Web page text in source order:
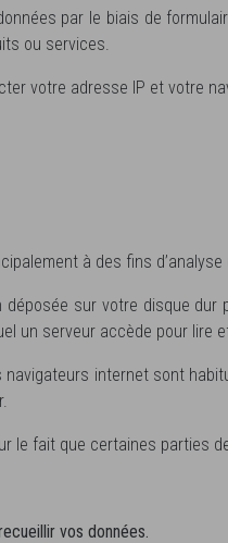
par le biais de
ou services.
votre adresse IP et votre
à des fins
déposée sur votre disque
un serveur accède pour lire
internet sont
le fait que certaines parties
vos données.